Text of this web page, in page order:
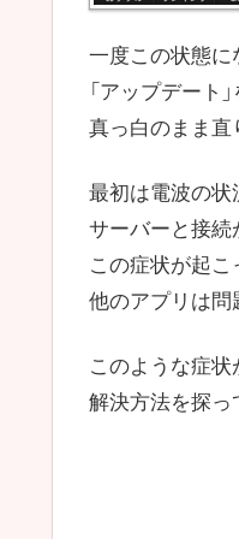
一度この状態に
「アップデート
真っ白のまま直
最初は電波の状
サーバーと接続
この症状が起
他のアプリは問
このような症
解決方法を探っ